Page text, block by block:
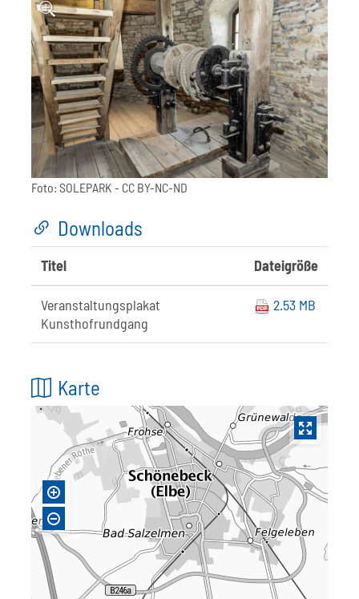
Foto: SOLEPARK - CC BY-NC-ND
Downloads
Titel Dateigröße
Veranstaltungsplakat
Kunsthofrundgang
2.53 MB
Karte